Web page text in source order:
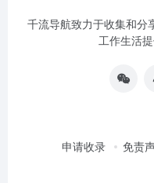
千流导航致力于收集和分
工作生活
申请收录 免责